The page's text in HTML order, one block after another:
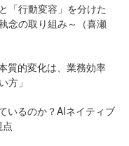
「行動変容」を分けた
念の取り組み～（喜瀬
質的変化は、業務効率
方」
いるのか？AIネイティブ